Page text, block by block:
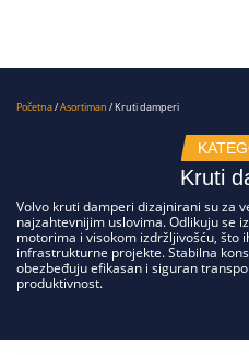
Početna/Asortiman / Kruti damperi
Kruti
Volvo kruti damperi dizajnirani su za
najzahtevnijim uslovima. Odlikuju se
motorima i visokom izdržljivošću, što
infrastrukturne projekte. Stabilna
obezbeđuju efikasan i siguran
produktivnost.